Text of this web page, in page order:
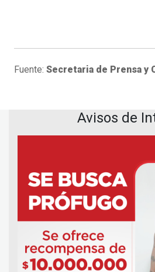
Fuente: Secretaria de Prensa y
Avisos de